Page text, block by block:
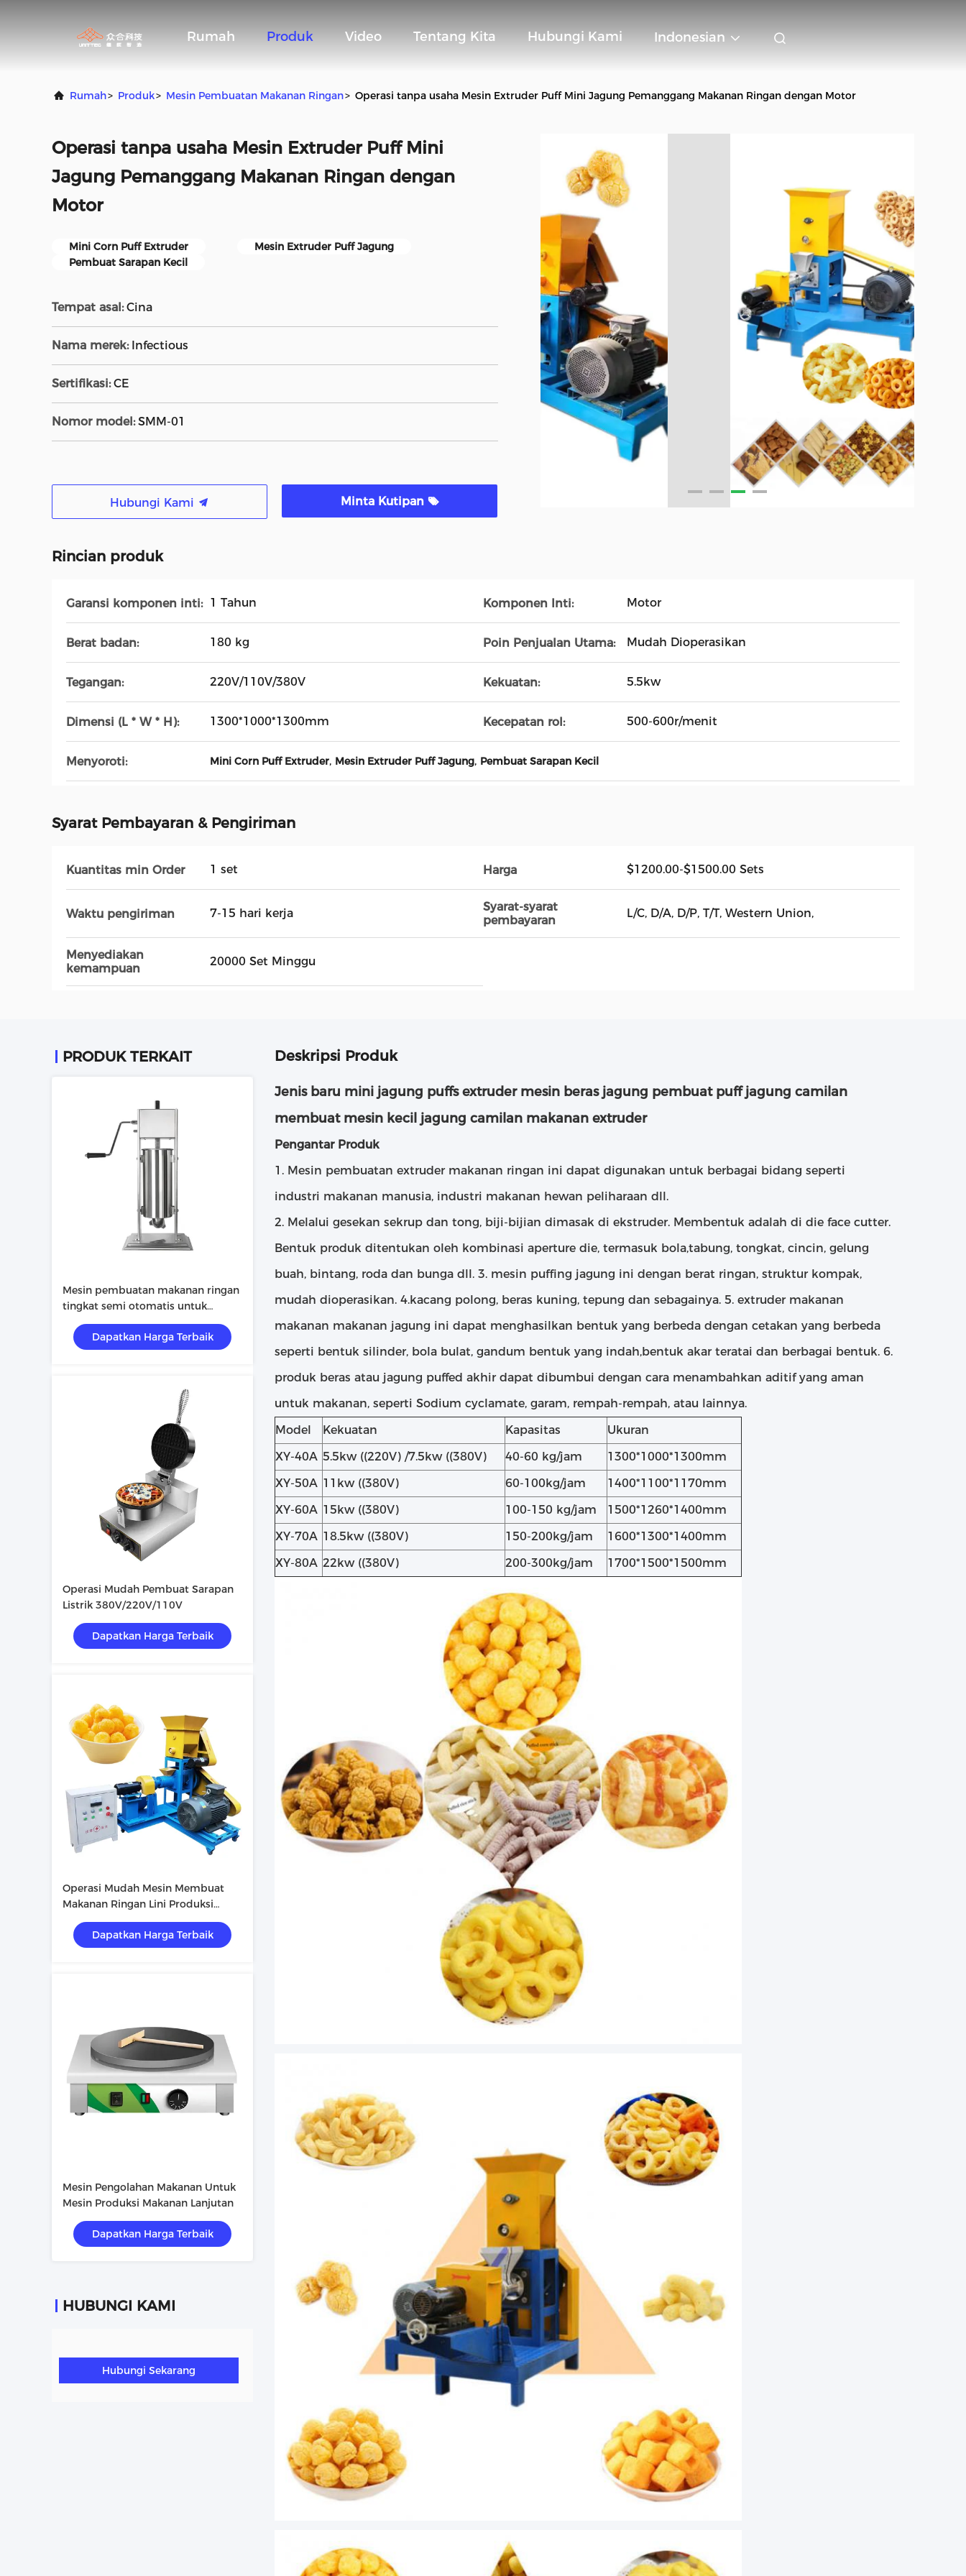
Rumah Produk Video Tentang Kita Hubungi Kami Indonesian
Rumah> Produk> Mesin Pembuatan Makanan Ringan> Operasi tanpa usaha Mesin Extruder Puff Mini Jagung Pemanggang Makanan Ringan dengan Motor
Operasi tanpa usaha Mesin Extruder Puff Mini
Jagung Pemanggang Makanan Ringan dengan
Motor
Mini Corn Puff Extruder
Mesin Extruder Puff Jagung
Pembuat Sarapan Kecil
Tempat asal: Cina
Nama merek: Infectious
Sertifikasi: CE
Nomor model: SMM-01
Hubungi Kami Minta Kutipan
Rincian produk
Garansi komponen inti: 1 Tahun Komponen Inti: Motor
Berat badan: 180 kg Poin Penjualan Utama: Mudah Dioperasikan
Tegangan: 220V/110V/380V Kekuatan: 5.5kw
Dimensi (L * W * H): 1300*1000*1300mm Kecepatan rol: 500-600r/menit
Menyoroti: Mini Corn Puff Extruder, Mesin Extruder Puff Jagung, Pembuat Sarapan Kecil
Syarat Pembayaran & Pengiriman
Kuantitas min Order 1 set Harga $1200.00-$1500.00 Sets
Waktu pengiriman 7-15 hari kerja
Syarat-syarat
pembayaran
L/C, D/A, D/P, T/T, Western Union,
Menyediakan
kemampuan
20000 Set Minggu
PRODUK TERKAIT
Mesin pembuatan makanan ringan
tingkat semi otomatis untuk
peralatan industri makanan
Dapatkan Harga Terbaik
Operasi Mudah Pembuat Sarapan
Listrik 380V/220V/110V
Dapatkan Harga Terbaik
Operasi Mudah Mesin Membuat
Makanan Ringan Lini Produksi
Makanan Ringan Otomatis Dengan
Klip Lukisan Warna Disesuaikan
Dapatkan Harga Terbaik
Mesin Pengolahan Makanan Untuk
Mesin Produksi Makanan Lanjutan
Dapatkan Harga Terbaik
HUBUNGI KAMI
Hubungi Sekarang
Deskripsi Produk
Jenis baru mini jagung puffs extruder mesin beras jagung pembuat puff jagung camilan
membuat mesin kecil jagung camilan makanan extruder
Pengantar Produk
1. Mesin pembuatan extruder makanan ringan ini dapat digunakan untuk berbagai bidang seperti
industri makanan manusia, industri makanan hewan peliharaan dll.
2. Melalui gesekan sekrup dan tong, biji-bijian dimasak di ekstruder. Membentuk adalah di die face cutter.
Bentuk produk ditentukan oleh kombinasi aperture die, termasuk bola,tabung, tongkat, cincin, gelung
buah, bintang, roda dan bunga dll. 3. mesin puffing jagung ini dengan berat ringan, struktur kompak,
mudah dioperasikan. 4.kacang polong, beras kuning, tepung dan sebagainya. 5. extruder makanan
makanan makanan jagung ini dapat menghasilkan bentuk yang berbeda dengan cetakan yang berbeda
seperti bentuk silinder, bola bulat, gandum bentuk yang indah,bentuk akar teratai dan berbagai bentuk. 6.
produk beras atau jagung puffed akhir dapat dibumbui dengan cara menambahkan aditif yang aman
untuk makanan, seperti Sodium cyclamate, garam, rempah-rempah, atau lainnya.
Model
Kekuatan Kapasitas
Ukuran
XY-40A 5.5kw ((220V) /7.5kw ((380V) 40-60 kg/jam
1300*1000*1300mm
XY-50A 11kw ((380V) 60-100kg/jam
1400*1100*1170mm
XY-60A 15kw ((380V) 100-150 kg/jam
1500*1260*1400mm
XY-70A 18.5kw ((380V) 150-200kg/jam
1600*1300*1400mm
XY-80A 22kw ((380V) 200-300kg/jam 1700*1500*1500mm